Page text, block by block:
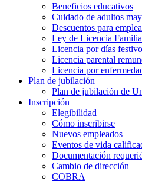
Beneficios educativos
Cuidado de adultos
Descuentos para
Ley de Licencia
Licencia por días
Licencia parental
Licencia por
Plan de jubilación
Plan de jubilación de
Inscripción
Elegibilidad
Cómo inscribirse
Nuevos empleados
Eventos de vida
Documentación
Cambio de dirección
COBRA